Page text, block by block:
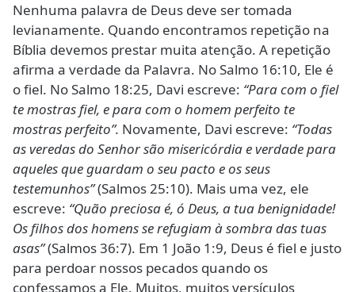
Nenhuma palavra de Deus deve ser tomada
levianamente. Quando encontramos repetição na
Bíblia devemos prestar muita atenção. A repetição
afirma a verdade da Palavra. No Salmo 16:10, Ele é
o fiel. No Salmo 18:25, Davi escreve: “Para com o fiel
te mostras fiel, e para com o homem perfeito te
mostras perfeito”. Novamente, Davi escreve: “Todas
as veredas do Senhor são misericórdia e verdade para
aqueles que guardam o seu pacto e os seus
testemunhos”(Salmos 25:10). Mais uma vez, ele
escreve: “Quão preciosa é, ó Deus, a tua benignidade!
Os filhos dos homens se refugiam à sombra das tuas
asas”(Salmos 36:7). Em 1 João 1:9, Deus é fiel e justo
para perdoar nossos pecados quando os
confessamos a Ele. Muitos, muitos versículos